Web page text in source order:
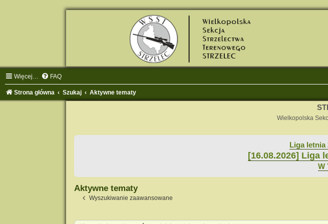
Więcej… FAQ
Strona główna Szukaj Aktywne tematy
Wielkopolska
Liga letnia
[16.08.2026] Liga
W
Aktywne tematy
Wyszukiwanie zaawansowane